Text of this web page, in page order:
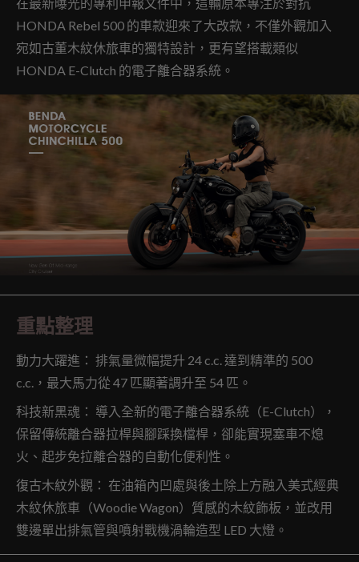
HONDA Rebel 500 的車款迎來了大改款，不僅外觀加入
宛如古董木紋休旅車的獨特設計，更有望搭載類似
HONDA E-Clutch 的電子離合器系統。
重點整理
動力大躍進： 排氣量微幅提升 24 c.c. 達到精準的 500
c.c.，最大馬力從 47 匹顯著調升至 54 匹。
科技新黑魂： 導入全新的電子離合器系統（E-Clutch），
保留傳統離合器拉桿與腳踩換檔桿，卻能實現塞車不熄
火、起步免拉離合器的自動化便利性。
復古木紋外觀： 在油箱內凹處與後土除上方融入美式經典
木紋休旅車（Woodie Wagon）質感的木紋飾板，並改用
雙邊單出排氣管與噴射戰機渦輪造型 LED 大燈。